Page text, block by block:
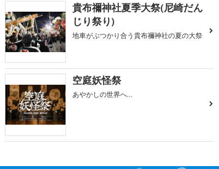
貴布禰神社夏季大祭(尼崎だん
じり祭り)
地車がぶつかり合う貴布禰神社の夏の大祭
空庭妖怪祭
あやかしの世界へ…